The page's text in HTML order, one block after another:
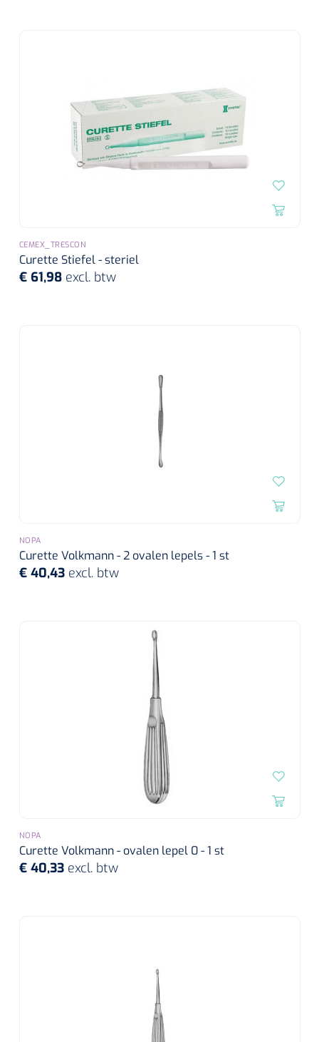
CEMEX_TRESCON
Curette Stiefel - steriel
€ 61,98 excl. btw
NOPA
Curette Volkmann - 2 ovalen lepels - 1 st
€ 40,43 excl. btw
NOPA
Curette Volkmann - ovalen lepel 0 - 1 st
€ 40,33 excl. btw